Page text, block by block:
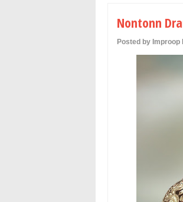
Nontonn
Posted by Improop